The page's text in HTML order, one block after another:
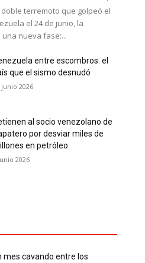
terremoto que golpeó el
el 24 de junio, la
nueva fase:...
entre escombros: el
que el sismo desnudó
junio 2026
al socio venezolano de
por desviar miles de
en petróleo
2026
mes cavando entre los